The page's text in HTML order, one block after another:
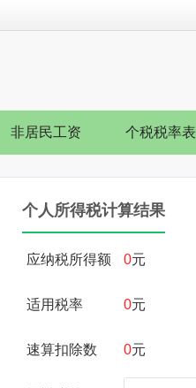
非居民工资 个税税率表
个人所得税计算结果
应纳税所得额 0元
适用税率 0元
速算扣除数 0元